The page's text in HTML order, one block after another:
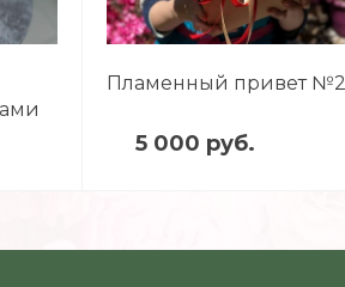
Пламенный привет №2
5 000 руб.